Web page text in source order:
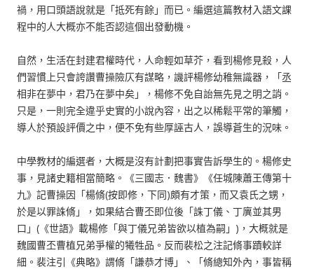
禍，用口頭語說就是「抵死有餘」而已。編選這篇教材入語文課
程中的人大概亦不能否認這個出發動機。
自然，生活在封建君權時代，人命輕如草芥，看到楊修見殺，人
們習慣上只會誇讚曹操險仄有謀略，譏評楊修幼稚無識器，「丞
相非在夢中，君乃在夢中矣」，楊修不免自詒無先見之明之誚。
只是，一則完全違乎史實的小說內容，出之以稀鬆平常的筆觸，
導人於預設評價之中，便不免有些厚誣古人，誤導蒼生的況味。
中學教材的編選者，大概是沒有計劃把事實告訴學生的。楊修史
事，見諸史籍相當簡略。《三國志．魏書》《任城陳蕭王傳第十
九》記曹操因「楊脩(按即修，下同)頗有才策，而又袁氏之甥，
於是以罪誅脩」，如果結合曹丕即位後「誅丁儀、丁廙並其男
口」(《世語》載楊修「與丁儀兄弟皆欲以植為嗣」)，大概就是
魏國曹丕曹植兄弟爭權的犧牲品。反而裴松之注記脩事蹟較詳
細。裴注引《典略》謂脩「謙恭才博」、「脩總知外內，事皆稱